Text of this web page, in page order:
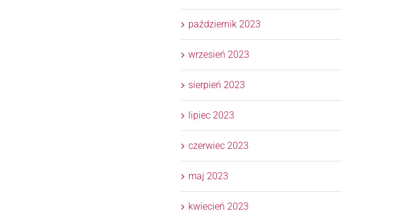
październik 2023
wrzesień 2023
sierpień 2023
lipiec 2023
czerwiec 2023
maj 2023
kwiecień 2023